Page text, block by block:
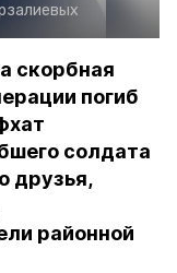
скорбная
погиб
солдата
друзья,
районной